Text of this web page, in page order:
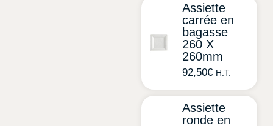
Assiette
carrée en
bagasse
260 X
260mm
92,50€ H.T.
Assiette
ronde en